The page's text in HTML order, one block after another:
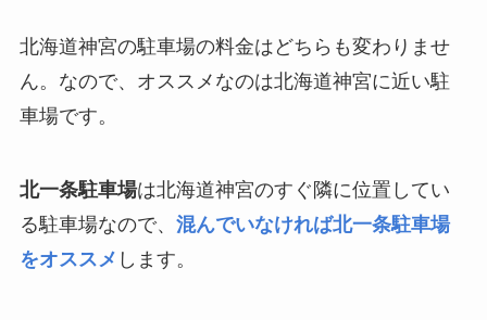
北海道神宮の駐車場の料金はどちらも変わりませ
ん。なので、オススメなのは北海道神宮に近い駐
車場です。
北一条駐車場は北海道神宮のすぐ隣に位置してい
る駐車場なので、 混んでいなければ北一条駐車場
をオススメ します。